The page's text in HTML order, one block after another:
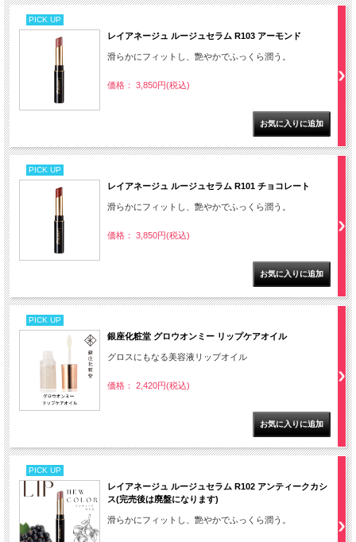
PICK UP
レイアネージュ ルージュセラム R103 アーモンド
滑らかにフィットし、艶やかでふっくら潤う。
価格： 3,850円(税込)
PICK UP
レイアネージュ ルージュセラム R101 チョコレート
滑らかにフィットし、艶やかでふっくら潤う。
価格： 3,850円(税込)
PICK UP
銀座化粧堂 グロウオンミー リップケアオイル
グロスにもなる美容液リップオイル
価格： 2,420円(税込)
PICK UP
レイアネージュ ルージュセラム R102 アンティークカシ
ス(完売後は廃盤になります)
滑らかにフィットし、艶やかでふっくら潤う。